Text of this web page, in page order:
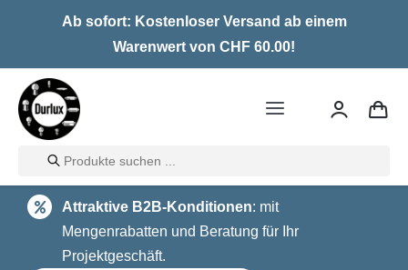
Ab sofort: Kostenloser Versand ab einem
Warenwert von CHF 60.00!
Toggle
Home
LED
Halogen
Products
search
Attraktive B2B-Konditionen: mit
Mengenrabatten und Beratung für Ihr
Projektgeschäft.